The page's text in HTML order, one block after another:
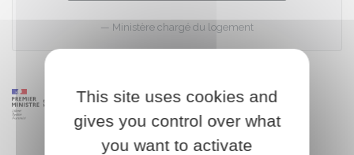
Ministère chargé du logement
This site uses cookies and
gives you control over what
you want to activate